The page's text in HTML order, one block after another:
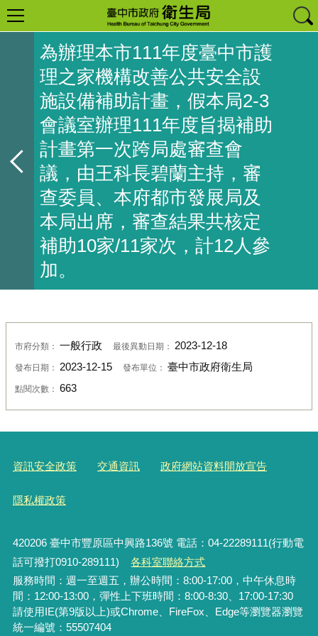
為辦理本市111年度臺中市護
理之家機構改善公共安全設
施設備補助計畫，假本局2-3
會議室辦理111年度旨揭補助
計畫第一次跨局處審查會
議，由王科長碧蘭主持，審
查委員、本府都市發展局及
本局出席，審查結果共核定
補助10家/11家次，計12人參
加。
市府分類： 一般行政 最後異動日期： 2023-12-18
發布日期： 2023-12-15 發布單位： 臺中市政府衛生局
點閱次數： 663
資訊安全政策 交通資訊 政府網站資料開放宣告
隱私權政策
420206臺中市豐原區中興路136號 電話：04-22289111(行動電
話可撥打0910-289111)
各科室聯絡方式
服務時間：週一至週五，辦公時間：8:00-17:00，中午休息時
間：12:00-13:00，彈性上下班時間：8:00-8:30、17:00-17:30
請使用IE(第9版以上)或Chrome、FireFox、Edge等瀏覽器瀏覽
統一編號：55507404